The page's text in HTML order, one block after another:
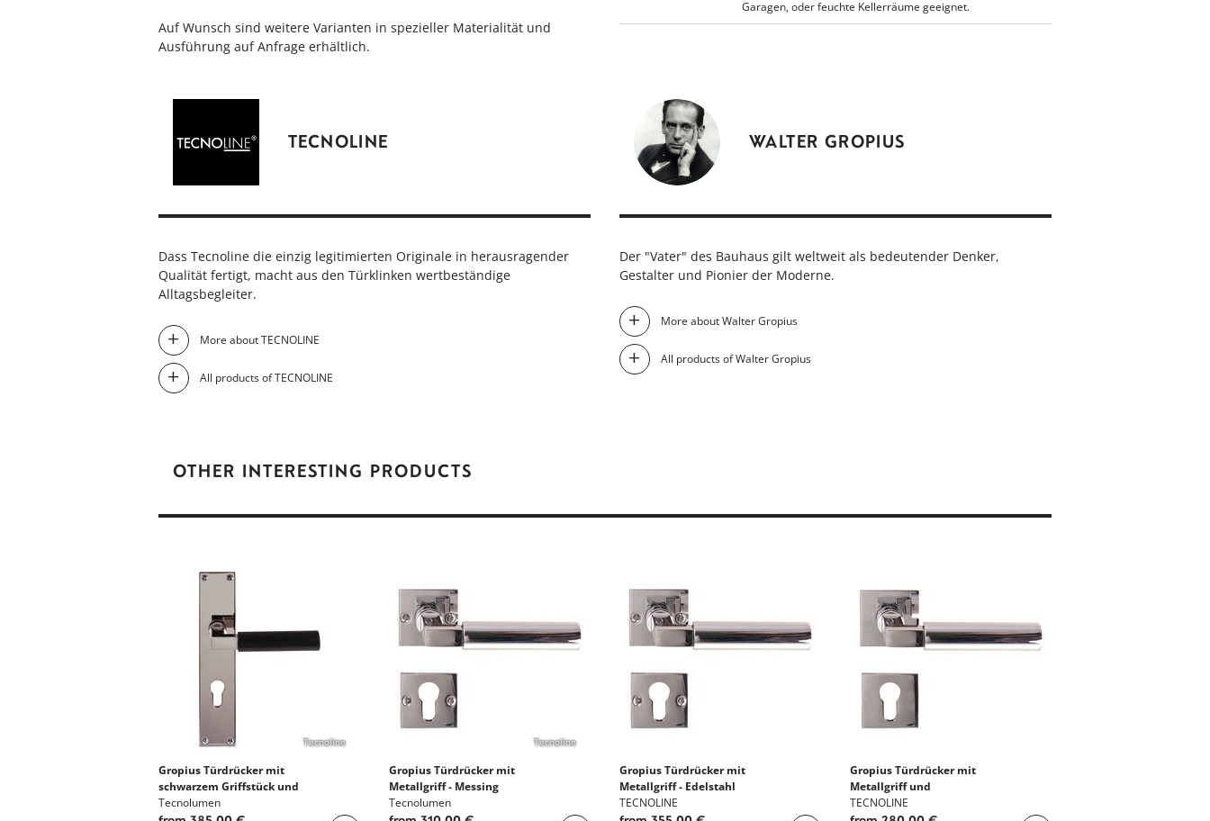
Auf Wunsch sind weitere Varianten in spezieller Materialität und
Ausführung auf Anfrage erhältlich.
Garagen, oder feuchte Kellerräume geeignet.
TECNOLINE
Dass Tecnoline die einzig legitimierten Originale in herausragender
Qualität fertigt, macht aus den Türklinken wertbeständige
Alltagsbegleiter.
More about TECNOLINE
All products of TECNOLINE
WALTER GROPIUS
Der "Vater" des Bauhaus gilt weltweit als bedeutender Denker,
Gestalter und Pionier der Moderne.
More about Walter Gropius
All products of Walter Gropius
OTHER INTERESTING PRODUCTS
Tecnoline
Gropius Türdrücker mit
schwarzem Griffstück und
Langschild
Tecnolumen
Tecnoline
Gropius Türdrücker mit
Metallgriff - Messing
Tecnolumen
Gropius Türdrücker mit
Metallgriff - Edelstahl
TECNOLINE
Gropius Türdrücker mit
Metallgriff und
Blindschildern - Edelstahl
TECNOLINE